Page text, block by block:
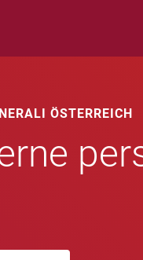
ÖSTERREICH